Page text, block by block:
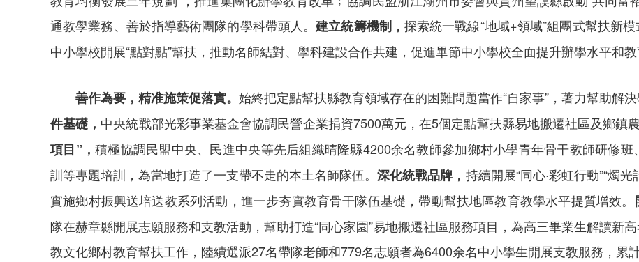
通教學業務、善於指導藝術團隊的學科帶頭人。建立統籌機制， 探索統一戰線“地域+領域”組團式幫扶新
中小學校開展“點對點”幫扶，推動名師結對、學科建設合作共建，促進畢節中小學校全面提升辦學水平和教
善作為要，精准施策促落實。 始終把定點幫扶縣教育領域存在的困難問題當作“自家事”，著力幫助解
件基礎， 中央統戰部光彩事業基金會協調民營企業捐資7500萬元，在5個定點幫扶縣易地搬遷社區及鄉鎮
項目”，積極協調民盟中央、民進中央等先后組織晴隆縣4200余名教師參加鄉村小學青年骨干教師研修
訓等專題培訓，為當地打造了一支帶不走的本土名師隊伍。深化統戰品牌， 持續開展“同心·彩虹行動”“燭
實施鄉村振興送培送教系列活動，進一步夯實教育骨干隊伍基礎，帶動幫扶地區教育教學水平提質增效。
隊在赫章縣開展志願服務和支教活動，幫助打造“同心家園”易地搬遷社區服務項目，為高三畢業生解讀新
教文化鄉村教育幫扶工作，陸續選派27名帶隊老師和779名志願者為6400余名中小學生開展支教服務，累